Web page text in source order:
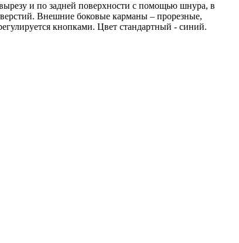
и по задней поверхности с помощью шнура, в
Внешние боковые карманы – прорезные,
кнопками. Цвет стандартный - синий.